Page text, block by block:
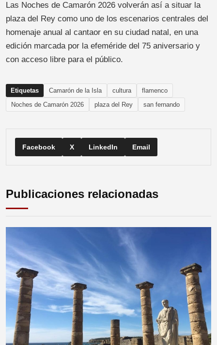
Las Noches de Camarón 2026 volverán así a situar la
plaza del Rey como uno de los escenarios centrales del
homenaje anual al cantaor en su ciudad natal, en una
edición marcada por la efeméride del 75 aniversario y
con acceso libre para el público.
Etiquetas Camarón de la Isla cultura
flamenco
Noches de Camarón 2026
plaza del Rey san fernando
Facebook X LinkedIn Email
Publicaciones relacionadas